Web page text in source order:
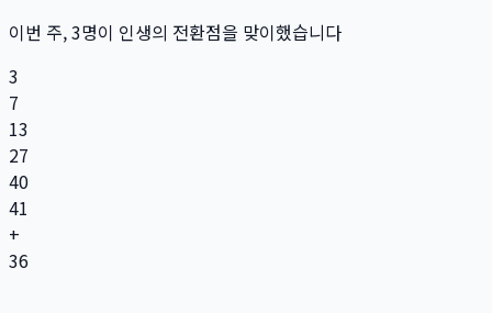
이번 주,3명이 인생의 전환점을 맞이했습니다
3
7
13
27
40
41
+
36